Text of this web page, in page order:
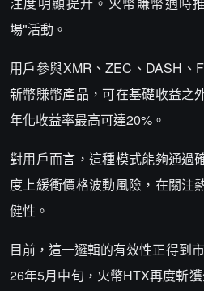
場"活動。
用戶參與XMR、ZEC、DASH、
新幣賺幣產品，可在基礎收益之
年化收益率最高可達20%。
對用戶而言，這種模式能夠通過
度上緩衝價格波動風險，在關注
健性。
目前，這一邏輯的有效性正得到
26年5月中旬，火幣HTX再度斬